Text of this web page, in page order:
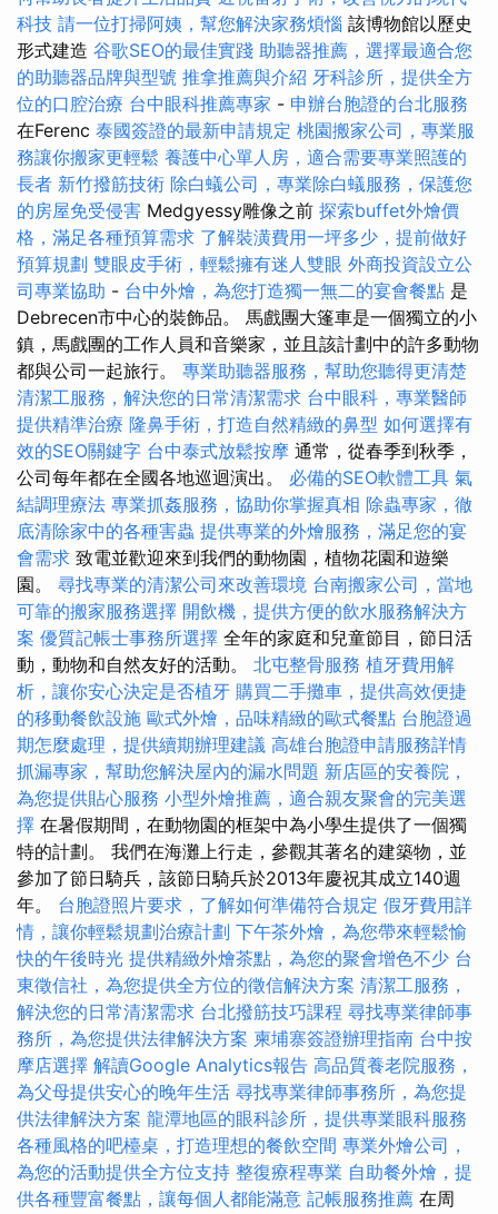
科技 請一位打掃阿姨，幫您解決家務煩惱 該博物館以歷史
形式建造 谷歌SEO的最佳實踐 助聽器推薦，選擇最適合您
的助聽器品牌與型號 推拿推薦與介紹 牙科診所，提供全方
位的口腔治療 台中眼科推薦專家 - 申辦台胞證的台北服務
在Ferenc 泰國簽證的最新申請規定 桃園搬家公司，專業服
務讓你搬家更輕鬆 養護中心單人房，適合需要專業照護的
長者 新竹撥筋技術 除白蟻公司，專業除白蟻服務，保護您
的房屋免受侵害 Medgyessy雕像之前 探索buffet外燴價
格，滿足各種預算需求 了解裝潢費用一坪多少，提前做好
預算規劃 雙眼皮手術，輕鬆擁有迷人雙眼 外商投資設立公
司專業協助 - 台中外燴，為您打造獨一無二的宴會餐點 是
Debrecen市中心的裝飾品。 馬戲團大篷車是一個獨立的小
鎮，馬戲團的工作人員和音樂家，並且該計劃中的許多動物
都與公司一起旅行。 專業助聽器服務，幫助您聽得更清楚
清潔工服務，解決您的日常清潔需求 台中眼科，專業醫師
提供精準治療 隆鼻手術，打造自然精緻的鼻型 如何選擇有
效的SEO關鍵字 台中泰式放鬆按摩 通常，從春季到秋季，
公司每年都在全國各地巡迴演出。 必備的SEO軟體工具 氣
結調理療法 專業抓姦服務，協助你掌握真相 除蟲專家，徹
底清除家中的各種害蟲 提供專業的外燴服務，滿足您的宴
會需求 致電並歡迎來到我們的動物園，植物花園和遊樂
園。 尋找專業的清潔公司來改善環境 台南搬家公司，當地
可靠的搬家服務選擇 開飲機，提供方便的飲水服務解決方
案 優質記帳士事務所選擇 全年的家庭和兒童節目，節日活
動，動物和自然友好的活動。 北屯整骨服務 植牙費用解
析，讓你安心決定是否植牙 購買二手攤車，提供高效便捷
的移動餐飲設施 歐式外燴，品味精緻的歐式餐點 台胞證過
期怎麼處理，提供續期辦理建議 高雄台胞證申請服務詳情
抓漏專家，幫助您解決屋內的漏水問題 新店區的安養院，
為您提供貼心服務 小型外燴推薦，適合親友聚會的完美選
擇 在暑假期間，在動物園的框架中為小學生提供了一個獨
特的計劃。 我們在海灘上行走，參觀其著名的建築物，並
參加了節日騎兵，該節日騎兵於2013年慶祝其成立140週
年。 台胞證照片要求，了解如何準備符合規定 假牙費用詳
情，讓你輕鬆規劃治療計劃 下午茶外燴，為您帶來輕鬆愉
快的午後時光 提供精緻外燴茶點，為您的聚會增色不少 台
東徵信社，為您提供全方位的徵信解決方案 清潔工服務，
解決您的日常清潔需求 台北撥筋技巧課程 尋找專業律師事
務所，為您提供法律解決方案 柬埔寨簽證辦理指南 台中按
摩店選擇 解讀Google Analytics報告 高品質養老院服務，
為父母提供安心的晚年生活 尋找專業律師事務所，為您提
供法律解決方案 龍潭地區的眼科診所，提供專業眼科服務
各種風格的吧檯桌，打造理想的餐飲空間 專業外燴公司，
為您的活動提供全方位支持 整復療程專業 自助餐外燴，提
供各種豐富餐點，讓每個人都能滿意 記帳服務推薦 在周